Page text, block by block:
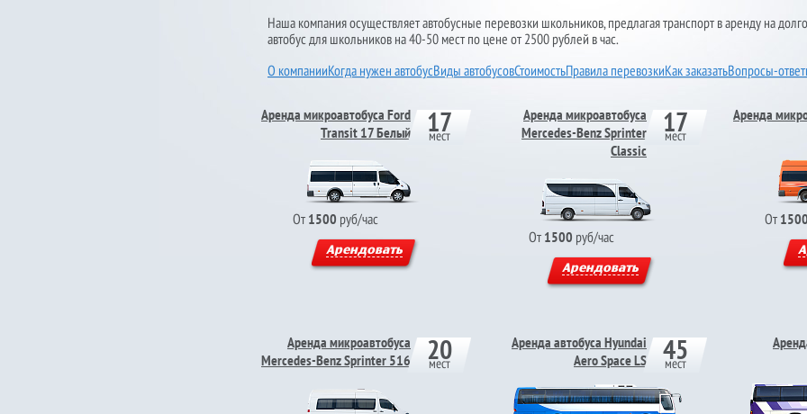
Наша компания осуществляет автобусные перевозки школьников, предлагая транспорт в аренду на
автобус для школьников на 40-50 мест по цене от 2500 рублей в час.
О компанииКогда нужен автобусВиды автобусовСтоимостьПравила перевозкиКак заказатьВопросы-
Аренда микроавтобуса Ford
Transit 17 Белый
17
мест
От 1500 руб/час
Арендовать
Аренда микроавтобуса
Mercedes-Benz Sprinter
Classic
17
мест
От 1500 руб/час
Арендовать
Аренда
От 1500
Аренда микроавтобуса
Mercedes-Benz Sprinter 516
20
мест
Аренда автобуса Hyundai
Aero Space LS
45
мест